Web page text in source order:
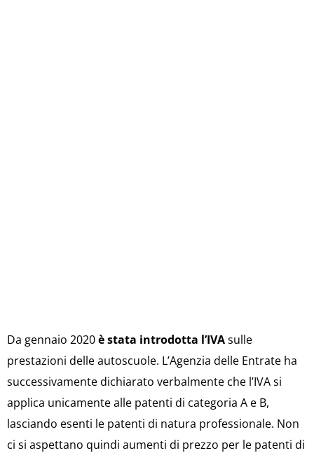
Da gennaio 2020è stata introdotta l’IVAsulle
prestazioni delle autoscuole. L’Agenzia delle Entrate ha
successivamente dichiarato verbalmente che l’IVA si
applica unicamente alle patenti di categoria A e B,
lasciando esenti le patenti di natura professionale. Non
ci si aspettano quindi aumenti di prezzo per le patenti di